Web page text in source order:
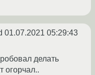
01.07.2021 05:29:43
делать
огорчал..